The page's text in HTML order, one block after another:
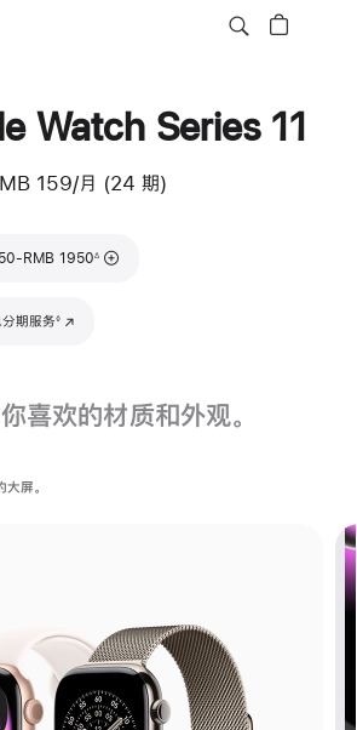
Watch Series 11
159/月 (24 期)
RMB 1950
脚注
∆
期服务◊
喜欢的材质和外观。
屏。